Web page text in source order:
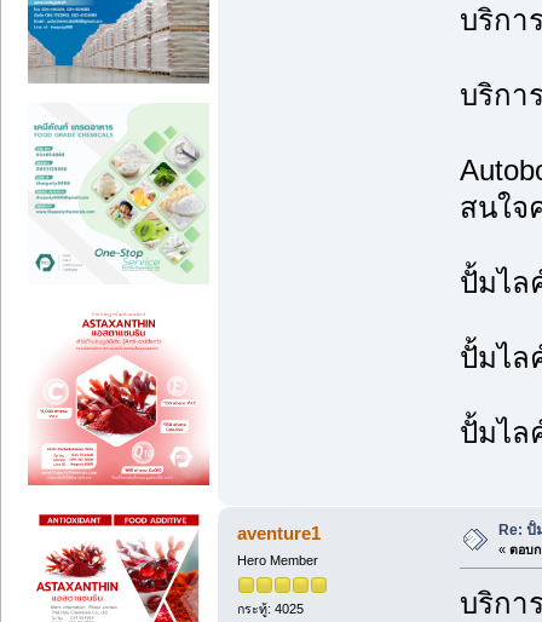
บริกา
บริกา
สนใจ
ปั้มไล
ปั้มไล
ปั้มไล
aventure1
Hero Member
กระทู้: 4025
Re: ปั้
« ตอบก
บริกา